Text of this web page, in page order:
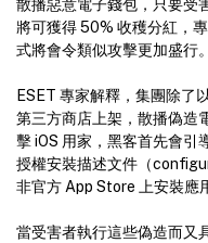
散播惡意電子錢包，只要受
將可獲得 50% 收穫分紅，
式將會令類似攻擊更加盛行。
ESET 專家解釋，集團除了
第三方商店上架，散播偽造
擊 iOS 用家，黑客首先會引
授權安裝描述文件（
非官方 App Store 上安裝應
當受害者執行這些偽造而又